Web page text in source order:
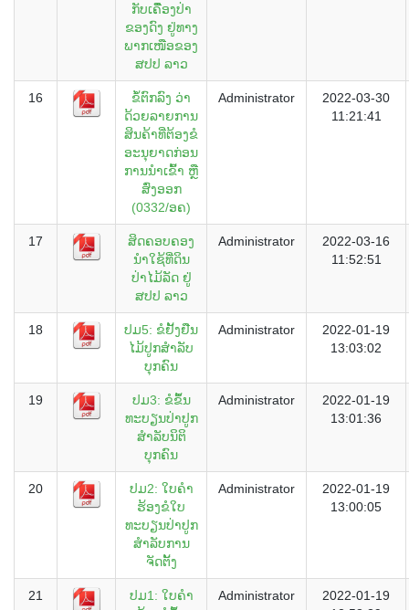
ກັບເຄືື່ອງປ່າ
ຂອງດົງ ຢູ່ທາງ
ພາກເໜືອຂອງ
ສປປ ລາວ
16
ຂໍ້ຕົກລົງ ວ່າ
ດ້ວຍລາຍການ
ສິນຄ້າທີ່ຕ້ອງຂໍ
ອະນຸຍາດກ່ອນ
ການນໍາເຂົ້າ ຫຼື
ສົ່ງອອກ
(0332/ອຄ)
Administrator
2022-03-30
11:21:41
17
ສິດຄອບຄອງ
ນໍາໃຊ້ທີ່ດິນ
ປ່າໄມ້ລັດ ຢູ່
ສປປ ລາວ
Administrator
2022-03-16
11:52:51
18
ປມ5: ຂໍຢັ້ງຢືນ
ໄມ້ປູກສຳລັບ
ບຸກຄົນ
Administrator
2022-01-19
13:03:02
19
ປມ3: ຂໍຂຶ້ນ
ທະບຽນປ່າປູກ
ສຳລັບນິຕິ
ບຸກຄົນ
Administrator
2022-01-19
13:01:36
20
ປມ2: ໃບຄຳ
ຮ້ອງຂໍໃບ
ທະບຽນປ່າປູກ
ສຳລັບການ
ຈັດຕັ້ງ
Administrator
2022-01-19
13:00:05
21
ປມ1: ໃບຄຳ
Administrator
2022-01-19